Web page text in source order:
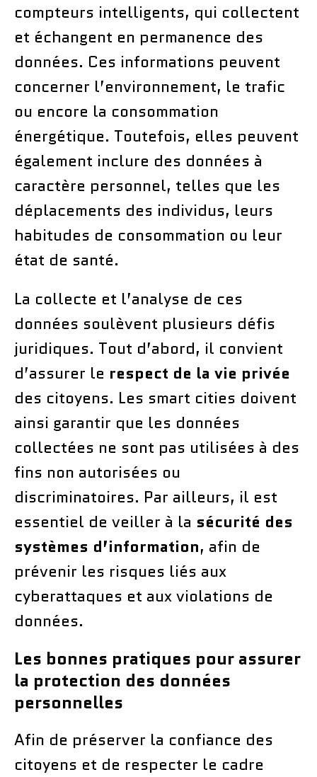
compteurs intelligents, qui collectent
et échangent en permanence des
données. Ces informations peuvent
concerner l’environnement, le trafic
ou encore la consommation
énergétique. Toutefois, elles peuvent
également inclure des données à
caractère personnel, telles que les
déplacements des individus, leurs
habitudes de consommation ou leur
état de santé.
La collecte et l’analyse de ces
données soulèvent plusieurs défis
juridiques. Tout d’abord, il convient
d’assurer le respect de la vie privée
des citoyens. Les smart cities doivent
ainsi garantir que les données
collectées ne sont pas utilisées à des
fins non autorisées ou
discriminatoires. Par ailleurs, il est
essentiel de veiller à la sécurité des
systèmes d’information, afin de
prévenir les risques liés aux
cyberattaques et aux violations de
données.
Les bonnes pratiques pour assurer
la protection des données
personnelles
Afin de préserver la confiance des
citoyens et de respecter le cadre